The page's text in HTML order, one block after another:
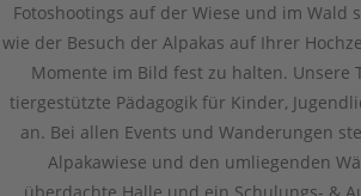
Fotoshootings auf der Wiese und im Wald
wie der Besuch der Alpakas auf Ihrer
Momente im Bild fest zu halten. Unsere
tiergestützte Pädagogik für Kinder,
an. Bei allen Events und Wanderungen
Alpakawiese und den umliegenden